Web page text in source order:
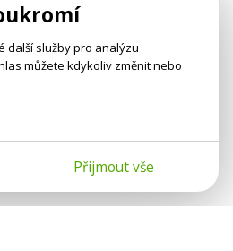
další služby pro analýzu
můžete kdykoliv změnit nebo
Přijmout vše